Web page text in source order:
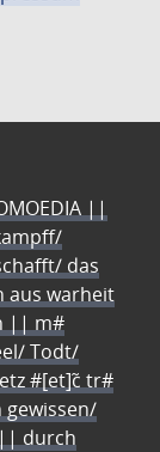
||
das
aus warheit
|| m#
Todt/
#[et]c̃ tr#
durch